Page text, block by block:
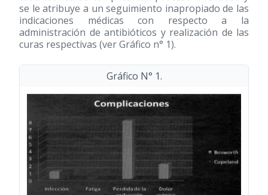
se le atribuye a un seguimiento inapropiado de las
indicaciones médicas con respecto a la
administración de antibióticos y realización de las
curas respectivas (ver Gráfico n° 1).
Gráfico N° 1.